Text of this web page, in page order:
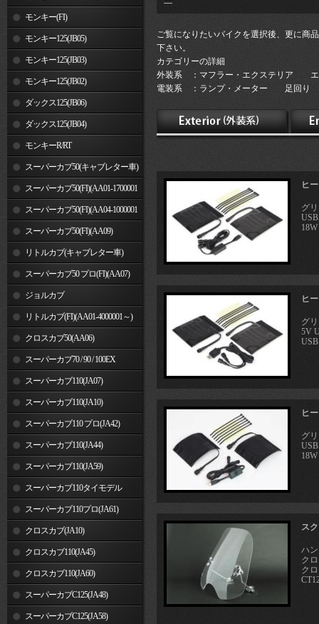
モンキー(FI)
モンキー125(JB05)
モンキー125(JB03)
モンキー125(JB02)
ダックス125(JB06)
ダックス125(JB04)
モンキーR/RT
スーパーカブ50(キャブレター車)
スーパーカブ50(FI)(AA01-1700001
～) スーパーカブ50(FI)(AA04-1000001
～) スーパーカブ50(FI)(AA09)
リトルカブ(キャブレター車)
スーパーカブ50 プロ(FI)(AA07)
ジョルカブ
リトルカブ(FI)(AA01-4000001～)
クロスカブ50(AA06)
スーパーカブ70 / 90 / 100EX
スーパーカブ110(JA07)
スーパーカブ110(JA10)
スーパーカブ110 プロ(JA42)
スーパーカブ110(JA44)
スーパーカブ110(JA59)
スーパーカブ110タイモデル
(MLHJA56)
スーパーカブ110プロ(JA61)
クロスカブ(JA10)
クロスカブ110(JA45)
クロスカブ110(JA60)
スーパーカブC125(JA48)
スーパーカブC125(JA58)
ご覧になりたいバイクを選択後、更に商
下さい。
カテゴリーの詳細
外装系 ：マフラー・エクステリア エ
電装系 ：ランプ・メーター 足回り
ヒ
グ
ヒ
グ
5V
ヒ
グ
ス
ハ
ク
ク